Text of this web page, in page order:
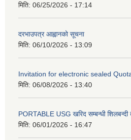
मिति: 06/25/2026 - 17:14
दरभाउपत्र आह्वानको सूचना
मिति: 06/10/2026 - 13:09
Invitation for electronic sealed
मिति: 06/08/2026 - 13:40
PORTABLE USG खरिद सम्बन्धी शिलबन्दी
मिति: 06/01/2026 - 16:47